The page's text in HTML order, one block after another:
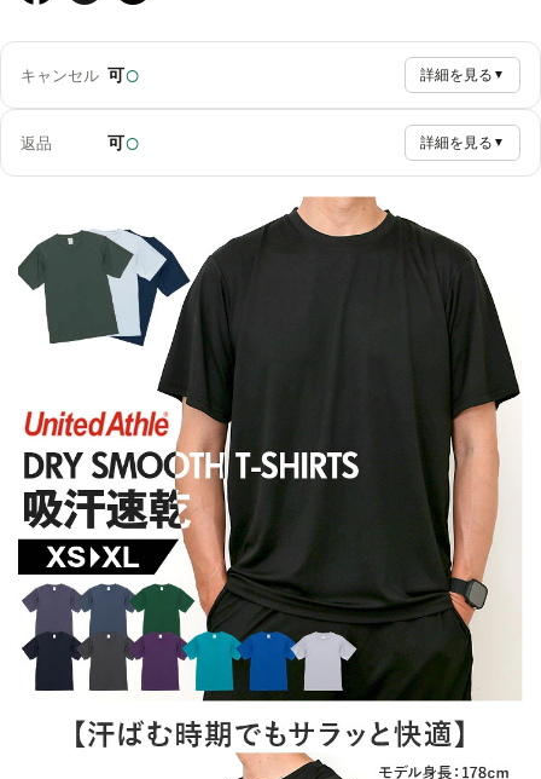
キャンセル 可○ 詳細を見る ▼
返品 可○ 詳細を見る ▼